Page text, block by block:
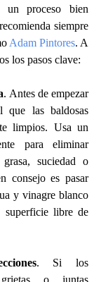
un proceso bien
siempre
Adam Pintores. A
los pasos clave:
. Antes de empezar
que las baldosas
limpios. Usa un
para eliminar
suciedad o
consejo es pasar
y vinagre blanco
superficie libre de
. Si los